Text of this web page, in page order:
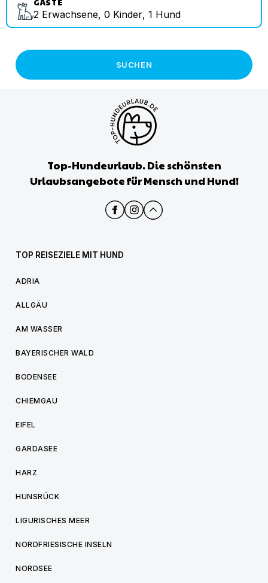
2 Erwachsene, 0 Kinder, 1 Hund
SUCHEN
Top-Hundeurlaub. Die schönsten
Urlaubsangebote für Mensch und Hund!
TOP REISEZIELE MIT HUND
ADRIA
ALLGÄU
AM WASSER
BAYERISCHER WALD
BODENSEE
CHIEMGAU
EIFEL
GARDASEE
HARZ
HUNSRÜCK
LIGURISCHES MEER
NORDFRIESISCHE INSELN
NORDSEE